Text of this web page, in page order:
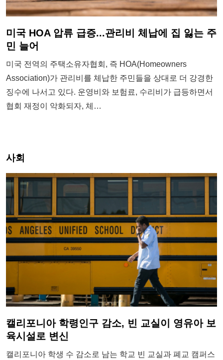
미국 HOA 압류 급증...관리비 체납에 집 잃는 주
민 늘어
미국 전역의 주택소유자협회, 즉 HOA(Homeowners
Association)가 관리비를 체납한 주민들을 상대로 더 강경한
징수에 나서고 있다. 운영비와 보험료, 수리비가 급등하면서
협회 재정이 악화되자, 체…
사회
캘리포니아 학령인구 감소, 빈 교실이 영유아 보
육시설로 변신
캘리포니아 학생 수 감소로 남는 학교 빈 교실과 폐교 캠퍼스